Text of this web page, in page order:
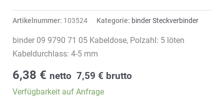
Artikelnummer: 103524 Kategorie: binder Steckverbinder
binder 09 9790 71 05 Kabeldose, Polzahl: 5 löten
Kabeldurchlass: 4-5 mm
6,38 € netto 7,59 € brutto
Verfügbarkeit auf Anfrage